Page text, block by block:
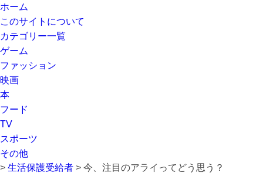
ホーム
このサイトについて
カテゴリー一覧
ゲーム
ファッション
映画
本
フード
TV
スポーツ
その他
> 生活保護受給者 > 今、注目のアライってどう思う？